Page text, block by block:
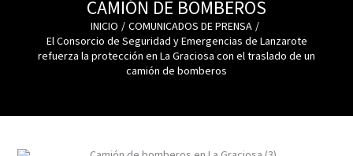
CAMIÓN DE BOMBEROS
INICIO
COMUNICADOS DE PRENSA
El Consorcio de Seguridad y Emergencias de Lanzarote
refuerza la protección en La Graciosa con el traslado de un
camión de bomberos